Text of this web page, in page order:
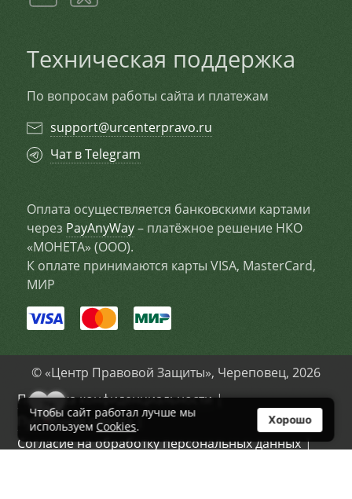
Техническая поддержка
По вопросам работы сайта и платежам
support@urcenterpravo.ru
Чат в Telegram
Оплата осуществляется банковскими картами
через PayAnyWay– платёжное решение НКО
«МОНЕТА» (ООО).
К оплате принимаются карты VISA, MasterCard,
МИР
© «Центр Правовой Защиты», Череповец, 2026
Политика конфиденциальности
Публичная оферта
Согласие на обработку персональных данных
Чтобы сайт работал лучше мы
используем Cookies. Хорошо